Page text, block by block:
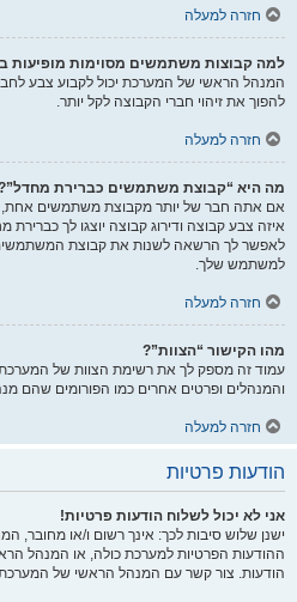
חזרה למעלה
למה קבוצות משתמשים מסוימות מופיעות
המנהל הראשי של המערכת יכול לקבוע צבע
להפוך את זיהוי חברי הקבוצה לקל יותר.
חזרה למעלה
מה היא “קבוצת משתמשים כברירת
אם אתה חבר של יותר מקבוצת משתמשים אחת,
איזה צבע קבוצה ודירוג קבוצה יוצגו לך
לאפשר לך הרשאה לשנות את קבוצת
למשתמש שלך.
חזרה למעלה
מהו הקישור “הצוות”?
עמוד זה מספק לך את רשימת הצוות של
והמנהלים ופרטים אחרים כמו הפורומים שהם
חזרה למעלה
הודעות פרטיות
אני לא יכול לשלוח הודעות פרטיות!
ישנן שלוש סיבות לכך: אינך רשום ו/או
ההודעות הפרטיות למערכת כולה, או המנהל
הודעות. צור קשר עם המנהל הראשי של המערכת